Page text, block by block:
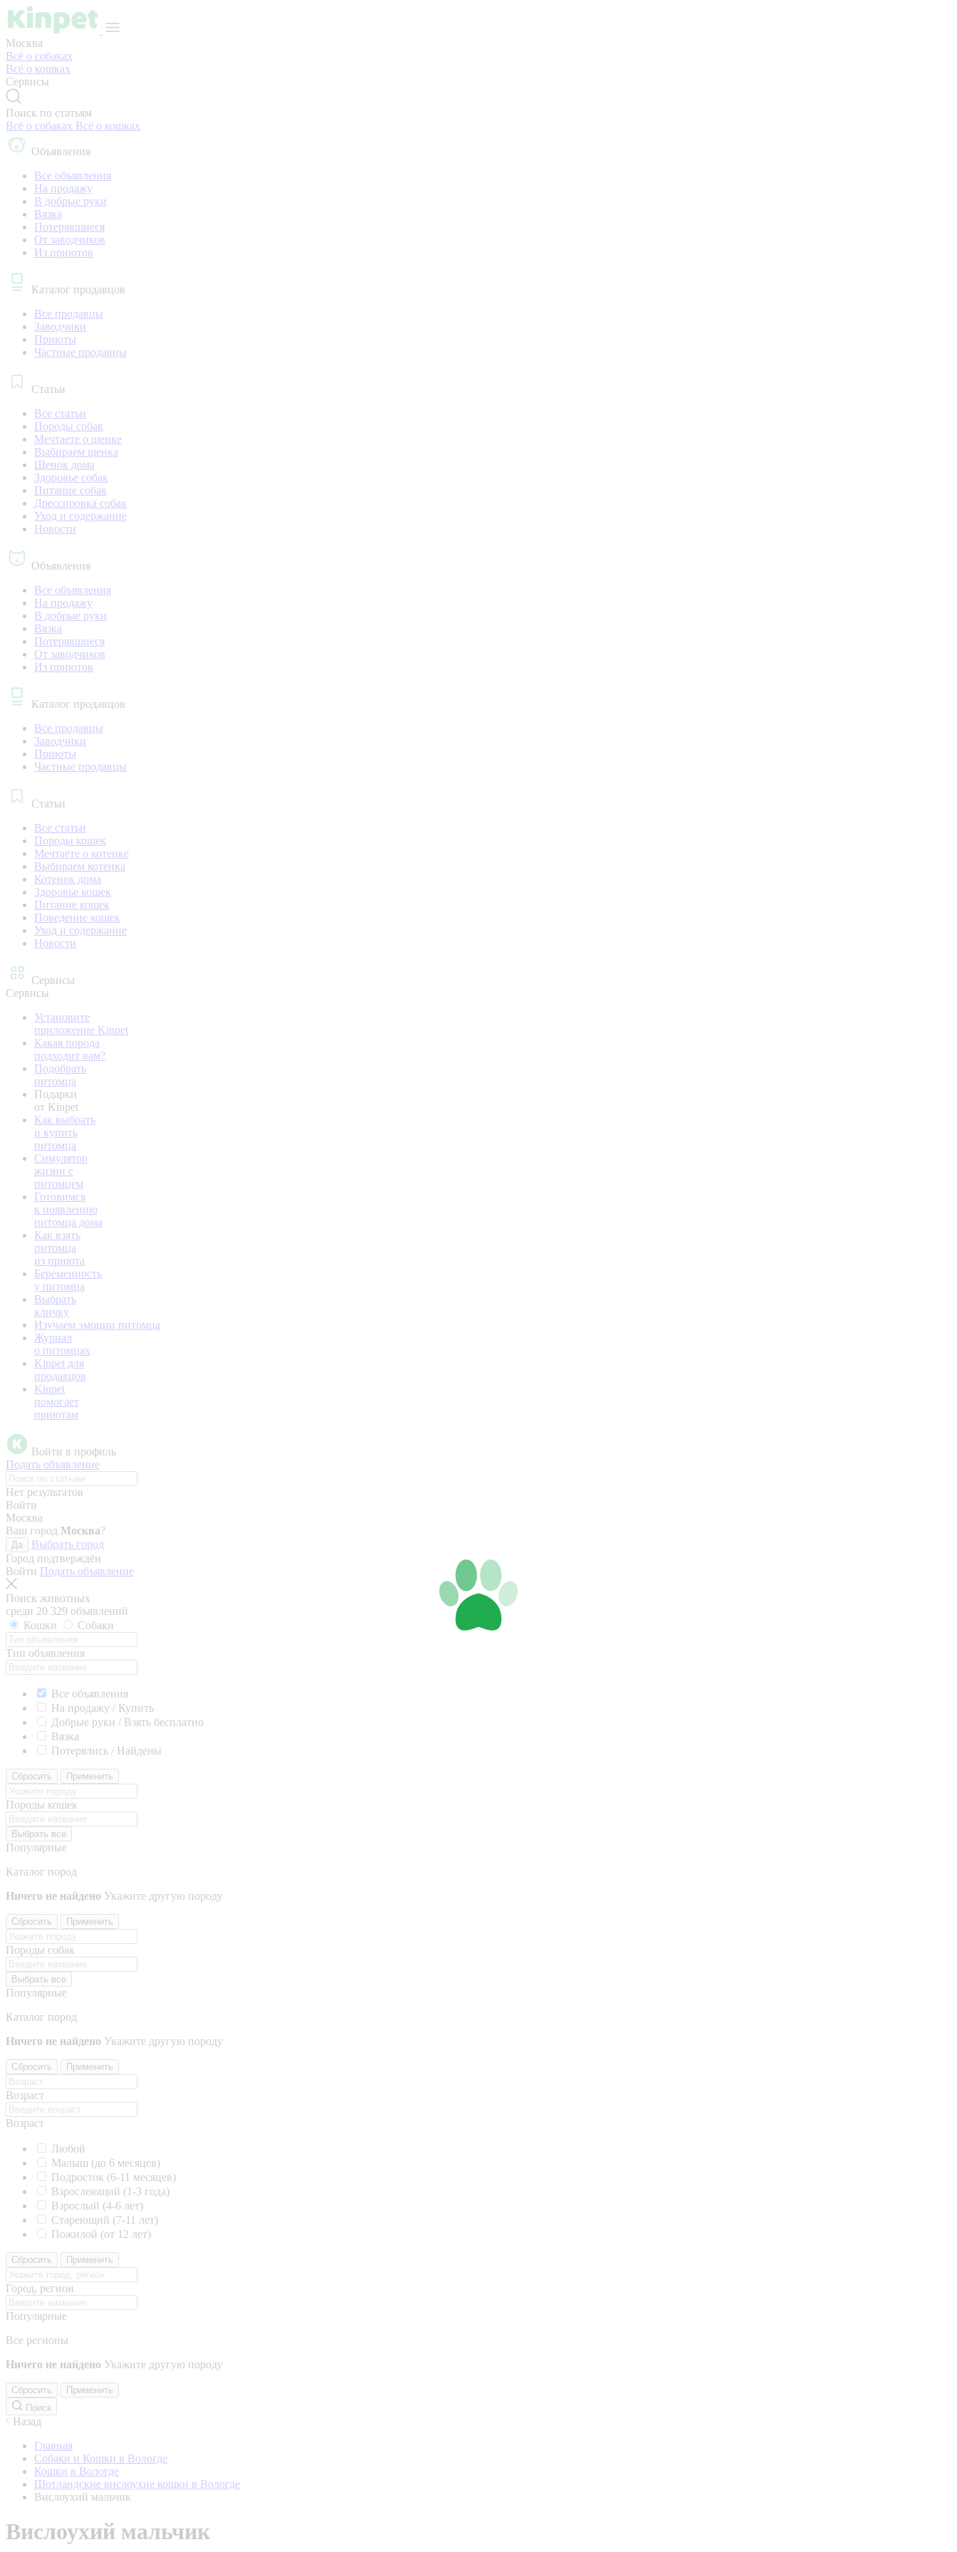
Москва
Всё о собаках
Всё о кошках
Сервисы
Поиск по статьям
Всё о собаках Всё о кошках
Объявления
Все объявления
На продажу
В добрые руки
Вязка
Потерявшиеся
От заводчиков
Из приютов
Каталог продавцов
Все продавцы
Заводчики
Приюты
Частные продавцы
Статьи
Все статьи
Породы собак
Мечтаете о щенке
Выбираем щенка
Щенок дома
Здоровье собак
Питание собак
Дрессировка собак
Уход и содержание
Новости
Объявления
Все объявления
На продажу
В добрые руки
Вязка
Потерявшиеся
От заводчиков
Из приютов
Каталог продавцов
Все продавцы
Заводчики
Приюты
Частные продавцы
Статьи
Все статьи
Породы кошек
Мечтаете о котенке
Выбираем котенка
Котенок дома
Здоровье кошек
Питание кошек
Поведение кошек
Уход и содержание
Новости
Сервисы
Сервисы
Установите
приложение Kinpet
Какая порода
подходит вам?
Подобрать
питомца
Подарки
от Kinpet
Как выбрать
и купить
питомца
Симулятор
жизни с
питомцем
Готовимся
к появлению
питомца дома
Как взять
питомца
из приюта
Беременность
у питомца
Выбрать
кличку
Изучаем эмоции питомца
Журнал
о питомцах
Kinpet для
продавцов
Kinpet
помогает
приютам
Войти в профиль
Подать объявление
Нет результатов
Войти
Москва
Ваш город Москва?
Да
Выбрать город
Город подтверждён
Войти Подать объявление
Поиск животных
среди 20 329 объявлений
Кошки
Собаки
Тип объявления
Все объявления
На продажу / Купить
Добрые руки / Взять бесплатно
Вязка
Потерялись / Найдены
Сбросить Применить
Породы кошек
Выбрать все
Популярные
Каталог пород
Ничего не найдено Укажите другую породу
Сбросить Применить
Породы собак
Выбрать все
Популярные
Каталог пород
Ничего не найдено Укажите другую породу
Сбросить Применить
Возраст
Возраст
Любой
Малыш (до 6 месяцев)
Подросток (6-11 месяцев)
Взрослеющий (1-3 года)
Взрослый (4-6 лет)
Стареющий (7-11 лет)
Пожилой (от 12 лет)
Сбросить Применить
Город, регион
Популярные
Все регионы
Ничего не найдено Укажите другую породу
Сбросить
Применить
Поиск
Назад
Главная
Собаки и Кошки в Вологде
Кошки в Вологде
Шотландские вислоухие кошки в Вологде
Вислоухий мальчик
Вислоухий мальчик